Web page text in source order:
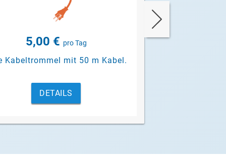
5,00 € pro Tag
Kabeltrommel mit 50 m Kabel.
DETAILS
telefonisch oder